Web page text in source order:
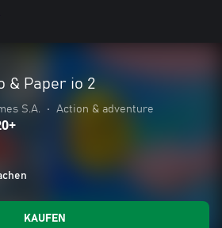
& Paper io 2
S.A. • Action & adventure
KAUFEN